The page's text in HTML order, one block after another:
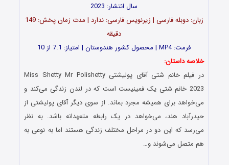
سال انتشار: 2023
زبان: دوبله فارسی | زیرنویس فارسی: ندارد | مدت زمان پخش: 149
دقیقه
فرمت: MP4 | محصول کشور هندوستان | امتیاز: 7.1 از 10
خلاصه داستان:
در فیلمخانم شتی آقای پولیشتی Miss Shetty Mr Polishetty
2023 خانم شتی یک فمینیست است که در لندن زندگی می‌کند و
می‌خواهد برای همیشه مجرد بماند. از سوی دیگر آقای پولیشتی از
حیدرآباد هند، می‌خواهد در یک رابطه متعهدانه باشد. به نظر
می‌رسد که این دو در مراحل مختلف زندگی هستند اما به نوعی به
هم متصل می‌شوند و…